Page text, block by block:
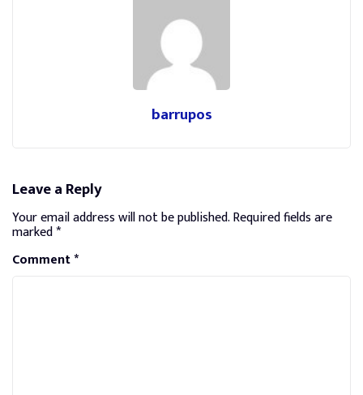
barrupos
Leave a Reply
Your email address will not be published.Required fields are
marked*
Comment*